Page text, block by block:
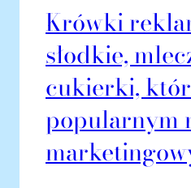
Krówki
słodkie,
cukierki,
popularnym